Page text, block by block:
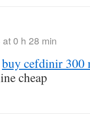
0 h 28 min
buy cefdinir 300
cheap